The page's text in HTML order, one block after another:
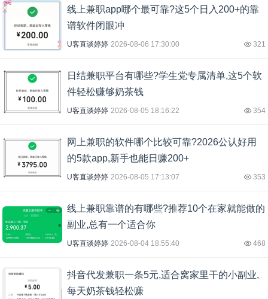
线上兼职app哪个最可靠?这5个日入200+的靠
谱软件闭眼冲
U客直谈婷婷 2026-08-06 17:30:00 321
日结兼职平台有哪些?学生党专属清单,这5个软
件轻松赚够奶茶钱
U客直谈婷婷 2026-08-05 18:16:22 354
网上兼职的软件哪个比较可靠?2026公认好用
的5款app,新手也能日赚200+
U客直谈婷婷 2026-08-05 17:13:07 353
线上兼职靠谱的有哪些?推荐10个在家就能做的
副业,总有一个适合你
U客直谈婷婷 2026-08-04 18:55:40 468
抖音代发兼职一条5元,适合窝家里干的小副业,
每天奶茶钱轻松赚